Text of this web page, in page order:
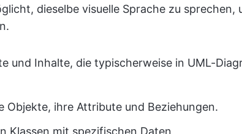
dieselbe visuelle Sprache zu sprechen,
und Inhalte, die typischerweise in UML-
Objekte, ihre Attribute und Beziehungen.
Klassen mit spezifischen Daten